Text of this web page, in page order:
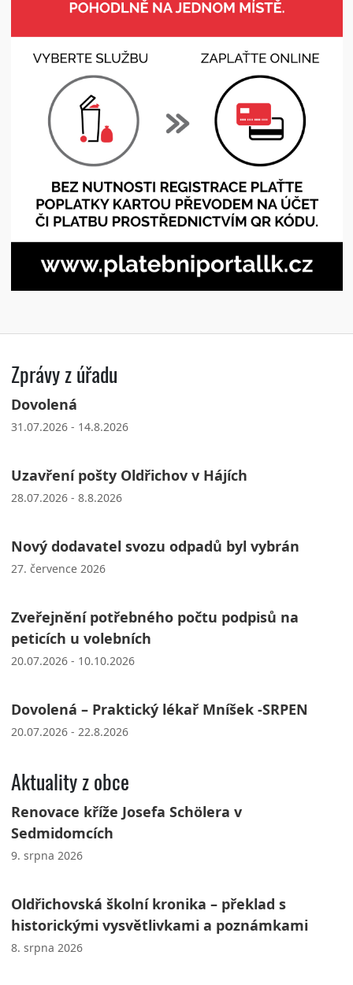
Zprávy z úřadu
Dovolená
31.07.2026 - 14.8.2026
Uzavření pošty Oldřichov v Hájích
28.07.2026 - 8.8.2026
Nový dodavatel svozu odpadů byl vybrán
27. července 2026
Zveřejnění potřebného počtu podpisů na
peticích u volebních
20.07.2026 - 10.10.2026
Dovolená – Praktický lékař Mníšek -SRPEN
20.07.2026 - 22.8.2026
Aktuality z obce
Renovace kříže Josefa Schölera v
Sedmidomcích
9. srpna 2026
Oldřichovská školní kronika – překlad s
historickými vysvětlivkami a poznámkami
8. srpna 2026